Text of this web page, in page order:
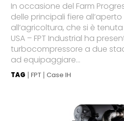
In occasione del Farm
delle principali fiere
all’agricoltura, che si è
USA – FPT Industrial ha
turbocompressore a due
ad equipaggiare...
TAG FPT Case IH